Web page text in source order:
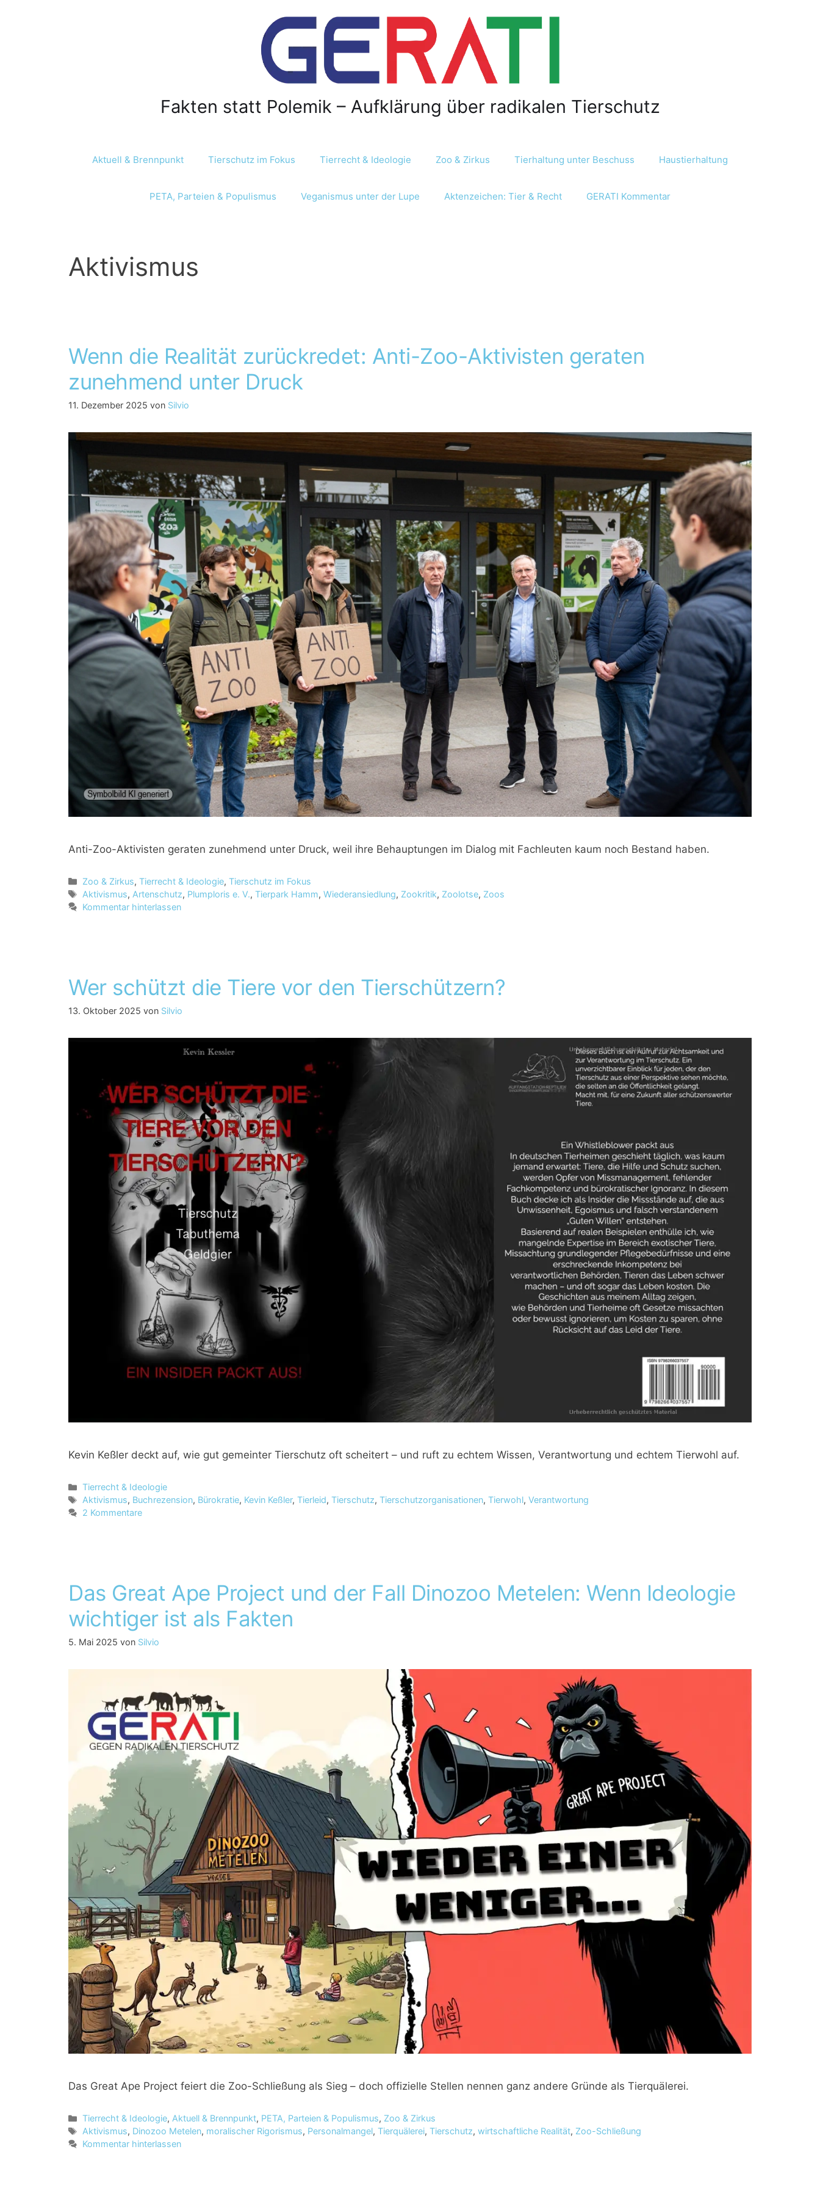
Fakten statt Polemik – Aufklärung über radikalen Tierschutz
Aktuell & Brennpunkt Tierschutz im Fokus Tierrecht & Ideologie Zoo & Zirkus Tierhaltung unter Beschuss Haustierhaltung
PETA, Parteien & Populismus Veganismus unter der Lupe Aktenzeichen: Tier & Recht GERATI Kommentar
Aktivismus
Wenn die Realität zurückredet: Anti-Zoo-Aktivisten geraten
zunehmend unter Druck
11. Dezember 2025 von Silvio
Anti-Zoo-Aktivisten geraten zunehmend unter Druck, weil ihre Behauptungen im Dialog mit Fachleuten kaum noch Bestand haben.
K
a
t
e
n
Zoo & Zirkus,Tierrecht & Ideologie,Tierschutz im Fokus
S
c
ö
r
t
Aktivismus, Artenschutz, Plumploris e. V.,Tierpark Hamm,Wiederansiedlung, Zookritik, Zoolotse, Zoos
Kommentar hinterlassen
Wer schützt die Tiere vor den Tierschützern?
13. Oktober 2025 von Silvio
Kevin Keßler deckt auf, wie gut gemeinter Tierschutz oft scheitert – und ruft zu echtem Wissen, Verantwortung und echtem Tierwohl auf.
K
a
t
e
n
Tierrecht & Ideologie
S
c
ö
r
t
e
r
Aktivismus, Buchrezension, Bürokratie, Kevin Keßler,Tierleid,Tierschutz,Tierschutzorganisationen,Tierwohl,Verantwortung
2 Kommentare
Das Great Ape Project und der Fall Dinozoo Metelen: Wenn Ideologie
wichtiger ist als Fakten
5. Mai 2025 von Silvio
Das Great Ape Project feiert die Zoo-Schließung als Sieg – doch offizielle Stellen nennen ganz andere Gründe als Tierquälerei.
K
a
t
Tierrecht & Ideologie, Aktuell & Brennpunkt, PETA, Parteien & Populismus, Zoo & Zirkus
S
c
Aktivismus, Dinozoo Metelen, moralischer Rigorismus, Personalmangel,Tierquälerei,Tierschutz,wirtschaftliche Realität, Zoo-Schließung
Kommentar hinterlassen